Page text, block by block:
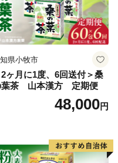
県小牧市
2ヶ月に1度、6回送付＞桑
葉茶 山本漢方 定期便
48,000円